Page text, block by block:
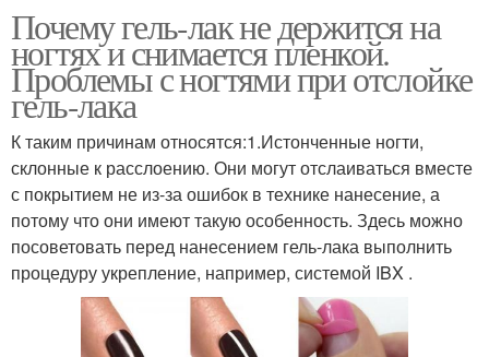
Почему гель-лак не держится на
ногтях и снимается пленкой.
Проблемы с ногтями при отслойке
гель-лака
К таким причинам относятся:1.Истонченные ногти,
склонные к расслоению. Они могут отслаиваться вместе
с покрытием не из-за ошибок в технике нанесение, а
потому что они имеют такую особенность. Здесь можно
посоветовать перед нанесением гель-лака выполнить
процедуру укрепление, например, системой IBX .